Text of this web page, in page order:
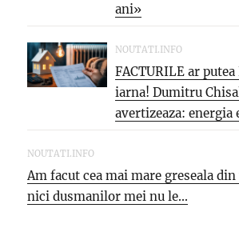
ani»
NOUTATI.INFO
FACTURILE ar putea
iarna! Dumitru
avertizeaza:
putea SCUMPI cu...
NOUTATI.INFO
Am facut cea mai mare greseala
nici dusmanilor mei nu le...